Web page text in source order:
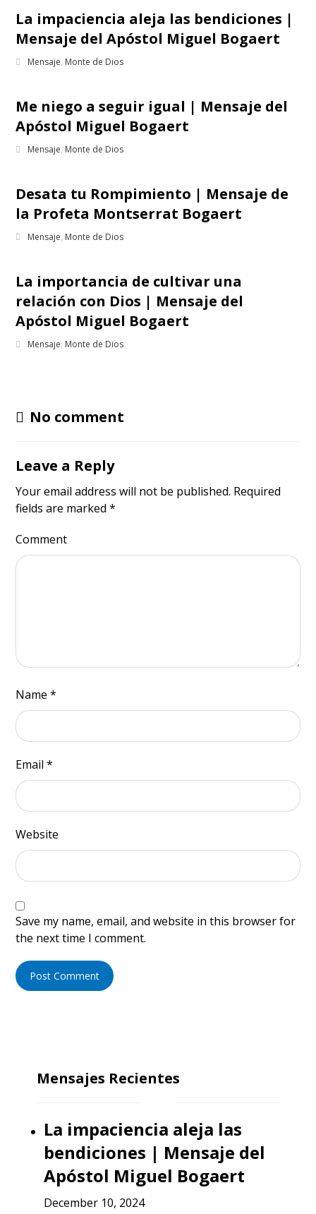
La impaciencia aleja las bendiciones |
Mensaje del Apóstol Miguel Bogaert
Mensaje, Monte de Dios
Me niego a seguir igual | Mensaje del
Apóstol Miguel Bogaert
Mensaje, Monte de Dios
Desata tu Rompimiento | Mensaje de
la Profeta Montserrat Bogaert
Mensaje, Monte de Dios
La importancia de cultivar una
relación con Dios | Mensaje del
Apóstol Miguel Bogaert
Mensaje, Monte de Dios
No comment
Leave a Reply
Your email address will not be published. Required
fields are marked*
Comment
Name*
Email*
Website
Save my name, email, and website in this browser for
the next time I comment.
Post Comment
Mensajes Recientes
La impaciencia aleja las
bendiciones | Mensaje del
Apóstol Miguel Bogaert
December 10, 2024